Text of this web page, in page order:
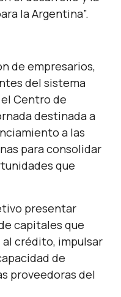
la Argentina”.
de empresarios,
del sistema
Centro de
destinada a
a las
para consolidar
que
presentar
capitales que
crédito, impulsar
de
proveedoras del